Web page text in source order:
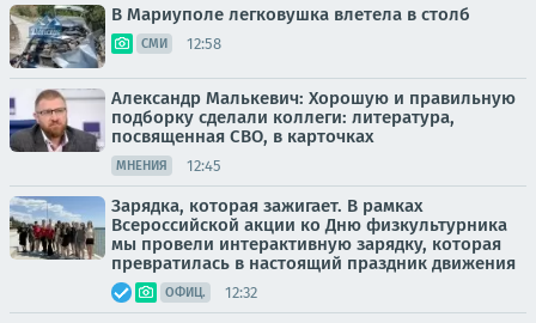
В Мариуполе легковушка влетела в столб
СМИ 12:58
Александр Малькевич: Хорошую и правильную
подборку сделали коллеги: литература,
посвященная СВО, в карточках
МНЕНИЯ 12:45
Зарядка, которая зажигает. В рамках
Всероссийской акции ко Дню физкультурника
мы провели интерактивную зарядку, которая
превратилась в настоящий праздник движения
ОФИЦ. 12:32